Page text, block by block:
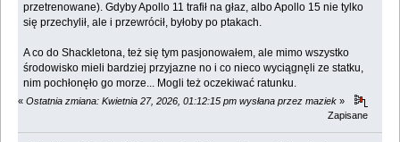
przetrenowane). Gdyby Apollo 11 trafił na głaz, albo Apollo 15 nie tylko
się przechylił, ale i przewrócił, byłoby po ptakach.
A co do Shackletona, też się tym pasjonowałem, ale mimo wszystko
środowisko mieli bardziej przyjazne no i co nieco wyciągnęli ze statku,
nim pochłonęło go morze... Mogli też oczekiwać ratunku.
« Ostatnia zmiana: Kwietnia 27, 2026, 01:12:15 pm wysłana przez maziek »
Zapisane